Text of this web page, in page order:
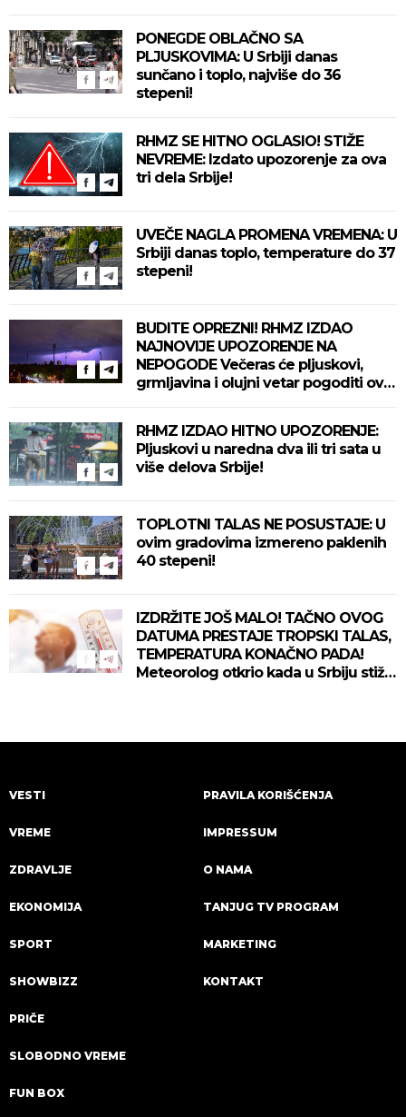
PONEGDE OBLAČNO SA
PLJUSKOVIMA: U Srbiji danas
sunčano i toplo, najviše do 36
stepeni!
RHMZ SE HITNO OGLASIO! STIŽE
NEVREME: Izdato upozorenje za ova
tri dela Srbije!
UVEČE NAGLA PROMENA VREMENA: U
Srbiji danas toplo, temperature do 37
stepeni!
BUDITE OPREZNI! RHMZ IZDAO
NAJNOVIJE UPOZORENJE NA
NEPOGODE Večeras će pljuskovi,
grmljavina i olujni vetar pogoditi ove
RHMZ IZDAO HITNO UPOZORENJE:
Pljuskovi u naredna dva ili tri sata u
više delova Srbije!
TOPLOTNI TALAS NE POSUSTAJE: U
ovim gradovima izmereno paklenih
40 stepeni!
IZDRŽITE JOŠ MALO! TAČNO OVOG
DATUMA PRESTAJE TROPSKI TALAS,
TEMPERATURA KONAČNO PADA!
Meteorolog otkrio kada u Srbiju stiže
VESTI
VREME
ZDRAVLJE
EKONOMIJA
SPORT
SHOWBIZZ
PRIČE
SLOBODNO VREME
FUN BOX
PRAVILA KORIŠĆENJA
IMPRESSUM
O NAMA
TANJUG TV PROGRAM
MARKETING
KONTAKT